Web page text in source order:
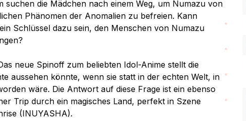
suchen die Mädchen nach einem Weg, um Numazu von
Phänomen der Anomalien zu befreien. Kann
Schlüssel dazu sein, den Menschen von Numazu
neue Spinoff zum beliebten Idol-Anime stellt die
aussehen könnte, wenn sie statt in der echten Welt, in
wäre. Die Antwort auf diese Frage ist ein ebenso
Trip durch ein magisches Land, perfekt in Szene
(INUYASHA).